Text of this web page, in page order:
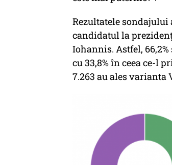
Rezultatele sondajului
candidatul la
Iohannis. Astfel,
cu 33,8% în ceea ce-l
7.263 au ales varianta